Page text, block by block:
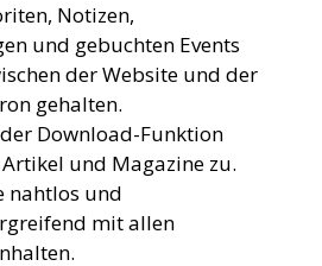
Notizen,
und gebuchten Events
der Website und der
gehalten.
Download-Funktion
und Magazine zu.
nahtlos und
mit allen